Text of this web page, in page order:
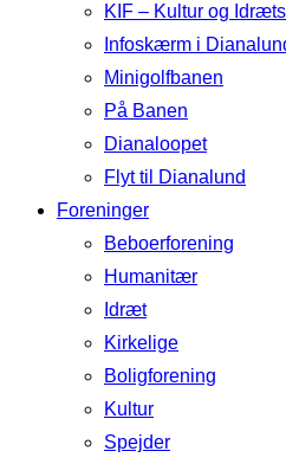
KIF – Kultur og
Infoskærm i
Minigolfbanen
På Banen
Dianaloopet
Flyt til Dianalund
Foreninger
Beboerforening
Humanitær
Idræt
Kirkelige
Boligforening
Kultur
Spejder